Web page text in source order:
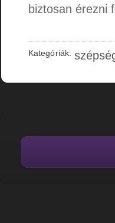
biztosan érezni
Kategóriák: